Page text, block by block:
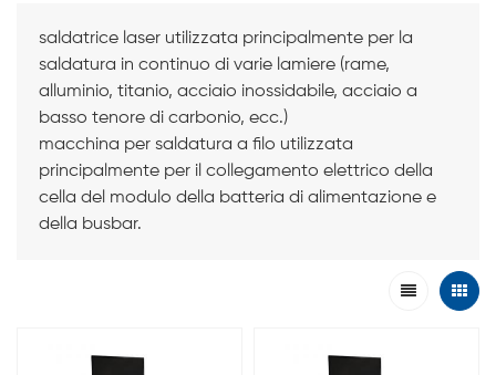
saldatrice laser utilizzata principalmente per la
saldatura in continuo di varie lamiere (rame,
alluminio, titanio, acciaio inossidabile, acciaio a
basso tenore di carbonio, ecc.)
macchina per saldatura a filo utilizzata
principalmente per il collegamento elettrico della
cella del modulo della batteria di alimentazione e
della busbar.